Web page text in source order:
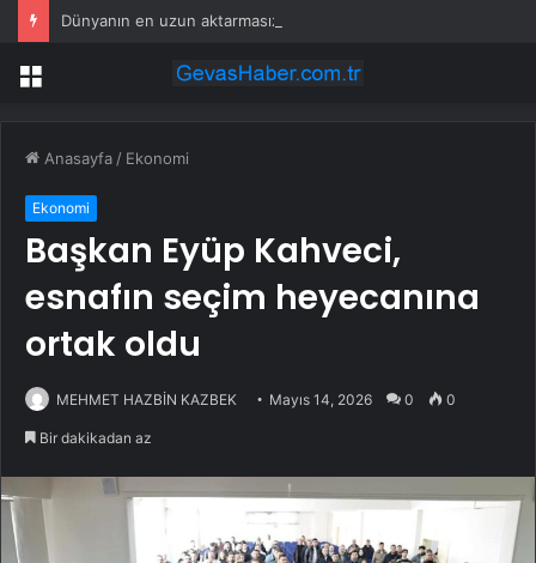
Menü
Anasayfa / Ekonomi
Ekonomi
Başkan Eyüp Kahveci,
esnafın seçim heyecanına
ortak oldu
MEHMET HAZBİN KAZBEK Mayıs 14, 2026 0 0
Bir dakikadan az